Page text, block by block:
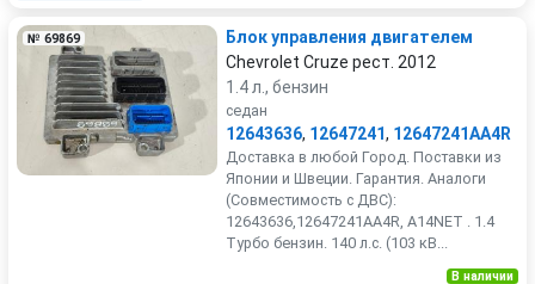
№ 69869
Блок управления двигателем
Chevrolet Cruze рест. 2012
1.4 л., бензин
седан
12643636, 12647241, 12647241AA4R
Доставка в любой Город. Поставки из
Японии и Швеции. Гарантия. Аналоги
(Совместимость с ДВС):
12643636,12647241AA4R, A14NET . 1.4
Турбо бензин. 140 л.с. (103 кВ...
В наличии